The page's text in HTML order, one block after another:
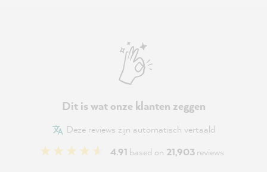
Dit is wat onze klanten zeggen
Deze reviews zijn automatisch vertaald
4.91 based on 21,903reviews